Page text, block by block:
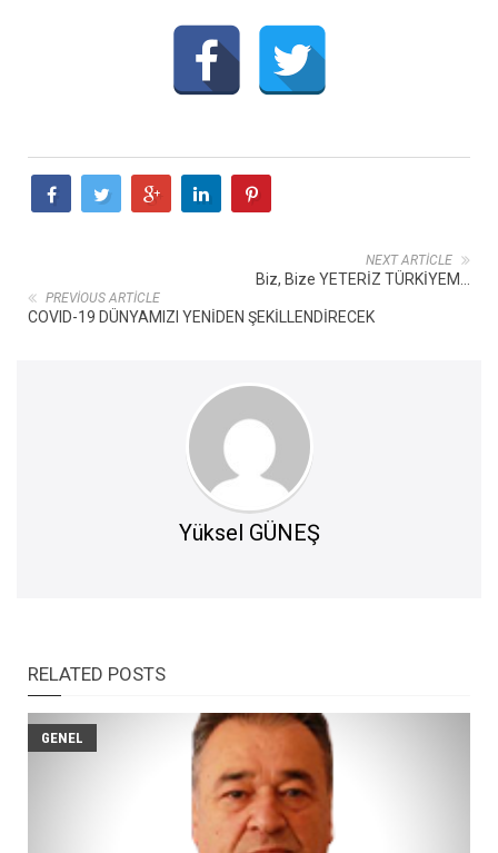
NEXT ARTICLE
Biz, Bize YETERİZ TÜRKİYEM…
PREVIOUS ARTICLE
COVID-19 DÜNYAMIZI YENİDEN ŞEKİLLENDİRECEK
Yüksel GÜNEŞ
RELATED POSTS
GENEL